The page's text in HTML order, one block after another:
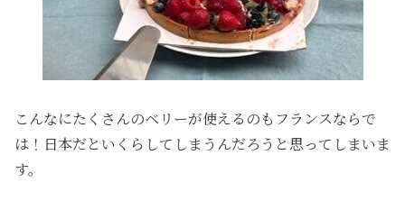
こんなにたくさんのベリーが使えるのもフランスならで
は！日本だといくらしてしまうんだろうと思ってしまいま
す。